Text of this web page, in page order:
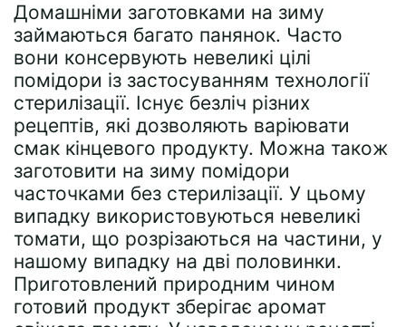
Домашніми заготовками на зиму
займаються багато панянок. Часто
вони консервують невеликі цілі
помідори із застосуванням технології
стерилізації. Існує безліч різних
рецептів, які дозволяють варіювати
смак кінцевого продукту. Можна також
заготовити на зиму помідори
часточками без стерилізації. У цьому
випадку використовуються невеликі
томати, що розрізаються на частини, у
нашому випадку на дві половинки.
Приготовлений природним чином
готовий продукт зберігає аромат